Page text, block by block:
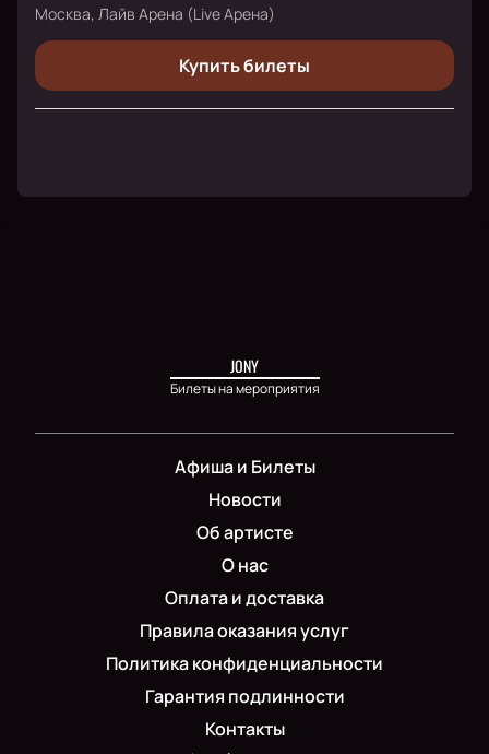
Москва, Лайв Арена (Live Арена)
Купить билеты
JONY
Билеты на мероприятия
Афиша и Билеты
Новости
Об артисте
О нас
Оплата и доставка
Правила оказания услуг
Политика конфиденциальности
Гарантия подлинности
Контакты